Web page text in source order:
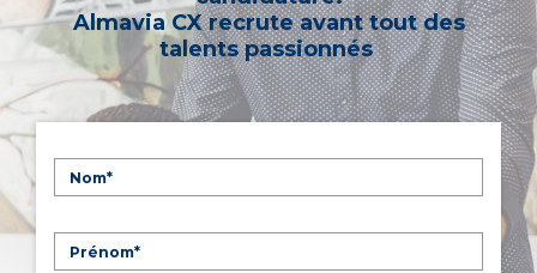
Almavia CX recrute avant tout des
talents passionnés